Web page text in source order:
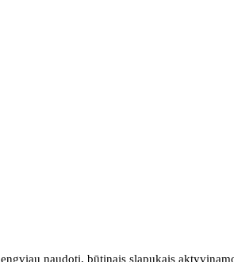
naudoti, būtinais slapukais